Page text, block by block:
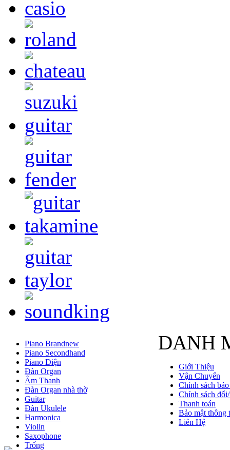
DANH
Piano Brandnew
Piano Secondhand
Piano Điện
Đàn Organ
Âm Thanh
Đàn Organ nhà thờ
Guitar
Đàn Ukulele
Harmonica
Violin
Saxophone
Trống
Giới Thiệu
Vận Chuyển
Chính sách
Chính sách
Thanh toán
Bảo mật thông
Liên Hệ